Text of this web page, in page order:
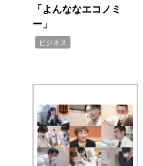
「よんななエコノミ
ー」
ビジネス